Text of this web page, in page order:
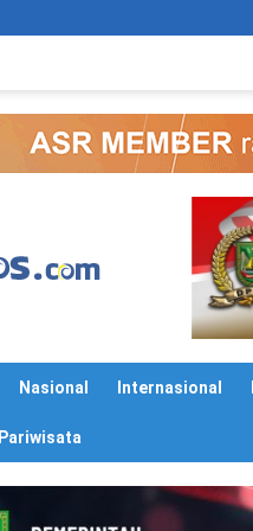
Nasional Internasional
Pariwisata